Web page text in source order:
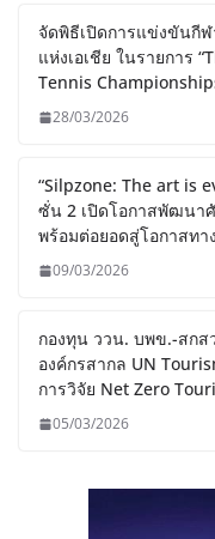
จัดพิธีเปิดการแข่งขันกี
แห่งเอเชีย ในรายการ
Tennis
28/03/2026
“Silpzone: The art is
ซั่น 2 เปิดโอกาสพัฒนา
พร้อมต่อยอดสู่โอกาสทา
09/03/2026
กองทุน ววน. บพข.-สกส
องค์กรสากล UN
การวิจัย Net Zero
05/03/2026